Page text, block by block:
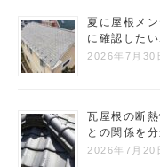
夏に屋根メ
に確認した
2026年7月30
瓦屋根の断
との関係を
2026年7月20